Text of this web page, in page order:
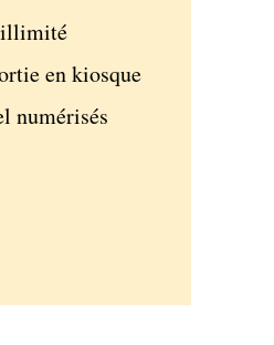
illimité
en kiosque
numérisés